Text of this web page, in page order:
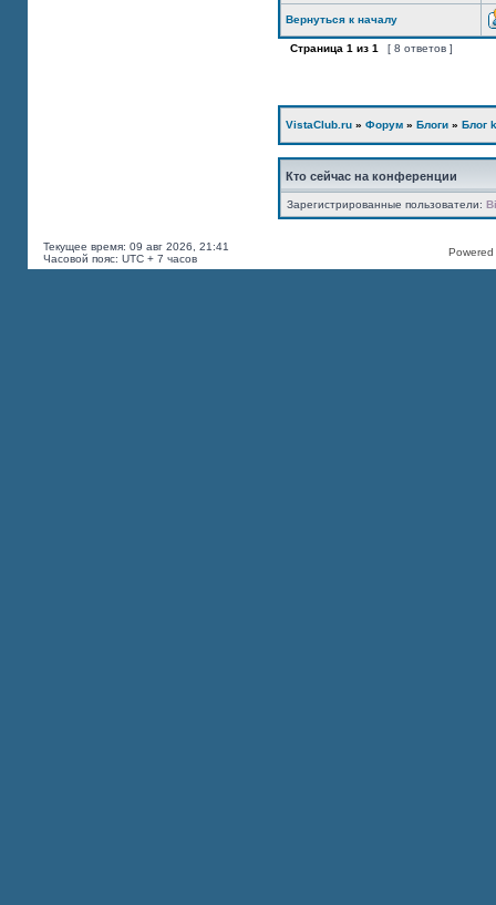
Вернуться к началу
Страница 1 из 1 [ 8 ответов ]
VistaClub.ru » Форум » Блоги » Блог
Кто сейчас на конференции
Зарегистрированные пользователи:
Текущее время: 09 авг 2026, 21:41
Часовой пояс: UTC + 7 часов